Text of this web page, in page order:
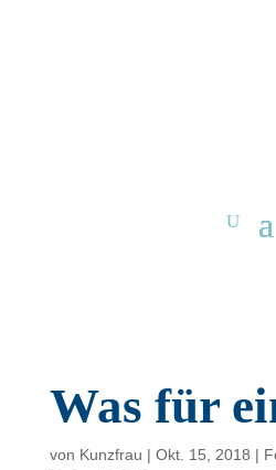
Was für
von Kunzfrau | Okt. 15, 2018 |